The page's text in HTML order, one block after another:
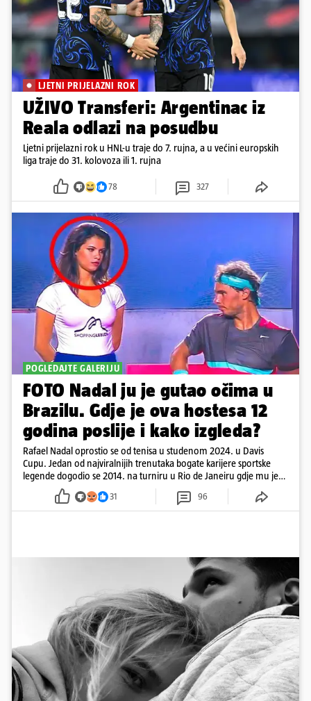
LJETNI PRIJELAZNI ROK
UŽIVO Transferi: Argentinac iz
Reala odlazi na posudbu
Ljetni prijelazni rok u HNL-u traje do 7. rujna, a u većini europskih
liga traje do 31. kolovoza ili 1. rujna
78 327
POGLEDAJTE GALERIJU
FOTO Nadal ju je gutao očima u
Brazilu. Gdje je ova hostesa 12
godina poslije i kako izgleda?
Rafael Nadal oprostio se od tenisa u studenom 2024. u Davis
Cupu. Jedan od najviralnijih trenutaka bogate karijere sportske
legende dogodio se 2014. na turniru u Rio de Janeiru gdje mu je
pažnju odvlačila ljepotica iza klupe
31 96